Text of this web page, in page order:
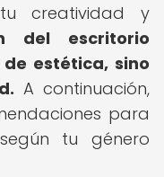
creatividad y
del escritorio
estética, sino
A continuación,
para
tu género